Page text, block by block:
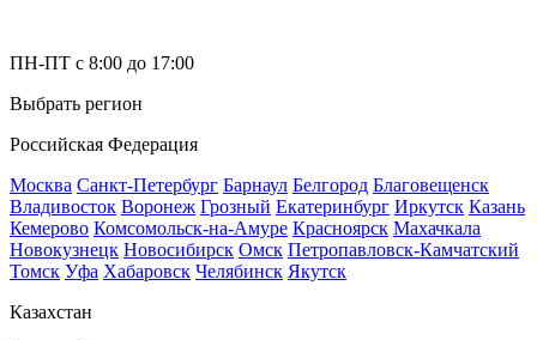
ПН-ПТ с 8:00 до 17:00
Выбрать регион
Российская Федерация
Москва Санкт-Петербург Барнаул Белгород Благовещенск
Владивосток Воронеж Грозный Екатеринбург Иркутск Казань
Кемерово Комсомольск-на-Амуре Красноярск Махачкала
Новокузнецк Новосибирск Омск Петропавловск-Камчатский
Томск Уфа Хабаровск Челябинск Якутск
Казахстан